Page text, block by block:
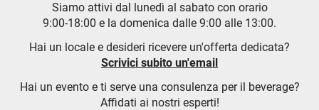
Siamo attivi dal lunedì al sabato con orario
9:00-18:00 e la domenica dalle 9:00 alle 13:00.
Hai un locale e desideri ricevere un'offerta dedicata?
Scrivici subito un'email
Hai un evento e ti serve una consulenza per il beverage?
Affidati ai nostri esperti!